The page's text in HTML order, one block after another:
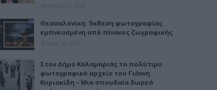
Θεσσαλονίκη: Έκθεση φωτογραφίας
εμπνευσμένη από πίνακες ζωγραφικής
Στον Δήμο Καλαμαριάς το πολύτιμο
φωτογραφικό αρχείο του Γιάννη
Κυριακίδη – Μια σπουδαία δωρεά